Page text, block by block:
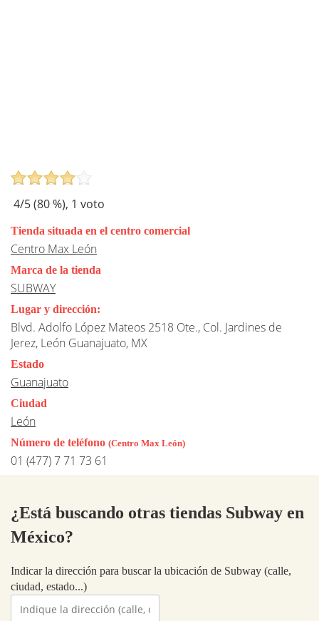
4/5 (80%), 1 voto
Tienda situada en el centro comercial
Centro Max León
Marca de la tienda
SUBWAY
Lugar y dirección:
Blvd. Adolfo López Mateos 2518 Ote., Col. Jardines de
Jerez, León Guanajuato, MX
Estado
Guanajuato
Ciudad
León
Número de teléfono (Centro Max León)
01 (477) 7 71 73 61
¿Está buscando otras tiendas Subway en
México?
Indicar la dirección para buscar la ubicación de Subway (calle,
ciudad, estado...)